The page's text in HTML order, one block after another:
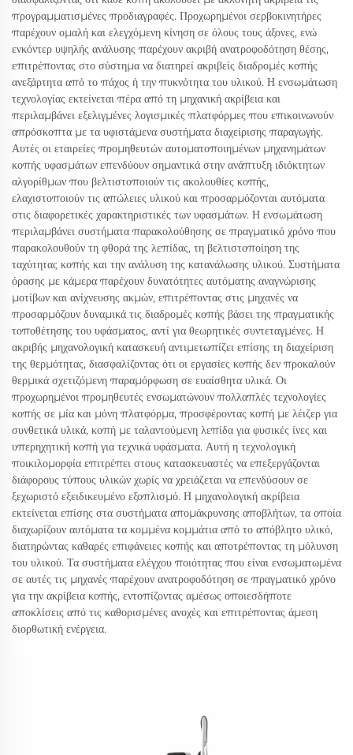
προγραμματισμένες προδιαγραφές. Προχωρημένοι σερβοκινητήρες
παρέχουν ομαλή και ελεγχόμενη κίνηση σε όλους τους άξονες, ενώ
ενκόντερ υψηλής ανάλυσης παρέχουν ακριβή ανατροφοδότηση θέσης,
επιτρέποντας στο σύστημα να διατηρεί ακριβείς διαδρομές κοπής
ανεξάρτητα από το πάχος ή την πυκνότητα του υλικού. Η ενσωμάτωση
τεχνολογίας εκτείνεται πέρα από τη μηχανική ακρίβεια και
περιλαμβάνει εξελιγμένες λογισμικές πλατφόρμες που επικοινωνούν
απρόσκοπτα με τα υφιστάμενα συστήματα διαχείρισης παραγωγής.
Αυτές οι εταιρείες προμηθευτών αυτοματοποιημένων μηχανημάτων
κοπής υφασμάτων επενδύουν σημαντικά στην ανάπτυξη ιδιόκτητων
αλγορίθμων που βελτιστοποιούν τις ακολουθίες κοπής,
ελαχιστοποιούν τις απώλειες υλικού και προσαρμόζονται αυτόματα
στις διαφορετικές χαρακτηριστικές των υφασμάτων. Η ενσωμάτωση
περιλαμβάνει συστήματα παρακολούθησης σε πραγματικό χρόνο που
παρακολουθούν τη φθορά της λεπίδας, τη βελτιστοποίηση της
ταχύτητας κοπής και την ανάλυση της κατανάλωσης υλικού. Συστήματα
όρασης με κάμερα παρέχουν δυνατότητες αυτόματης αναγνώρισης
μοτίβων και ανίχνευσης ακμών, επιτρέποντας στις μηχανές να
προσαρμόζουν δυναμικά τις διαδρομές κοπής βάσει της πραγματικής
τοποθέτησης του υφάσματος, αντί για θεωρητικές συντεταγμένες. Η
ακριβής μηχανολογική κατασκευή αντιμετωπίζει επίσης τη διαχείριση
της θερμότητας, διασφαλίζοντας ότι οι εργασίες κοπής δεν προκαλούν
θερμικά σχετιζόμενη παραμόρφωση σε ευαίσθητα υλικά. Οι
προχωρημένοι προμηθευτές ενσωματώνουν πολλαπλές τεχνολογίες
κοπής σε μία και μόνη πλατφόρμα, προσφέροντας κοπή με λέιζερ για
συνθετικά υλικά, κοπή με ταλαντούμενη λεπίδα για φυσικές ίνες και
υπερηχητική κοπή για τεχνικά υφάσματα. Αυτή η τεχνολογική
ποικιλομορφία επιτρέπει στους κατασκευαστές να επεξεργάζονται
διάφορους τύπους υλικών χωρίς να χρειάζεται να επενδύσουν σε
ξεχωριστό εξειδικευμένο εξοπλισμό. Η μηχανολογική ακρίβεια
εκτείνεται επίσης στα συστήματα απομάκρυνσης αποβλήτων, τα οποία
διαχωρίζουν αυτόματα τα κομμένα κομμάτια από το απόβλητο υλικό,
διατηρώντας καθαρές επιφάνειες κοπής και αποτρέποντας τη μόλυνση
του υλικού. Τα συστήματα ελέγχου ποιότητας που είναι ενσωματωμένα
σε αυτές τις μηχανές παρέχουν ανατροφοδότηση σε πραγματικό χρόνο
για την ακρίβεια κοπής, εντοπίζοντας αμέσως οποιεσδήποτε
αποκλίσεις από τις καθορισμένες ανοχές και επιτρέποντας άμεση
διορθωτική ενέργεια.